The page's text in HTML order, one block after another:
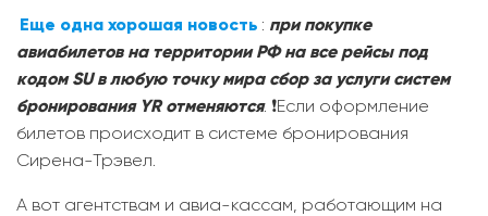
Еще одна хорошая новость : при покупке
авиабилетов на территории РФ на все рейсы под
кодом SU в любую точку мира сбор за услуги систем
бронирования YR отменяются. ❗️Если оформление
билетов происходит в системе бронирования
Сирена-Трэвел.
А вот агентствам и авиа-кассам, работающим на